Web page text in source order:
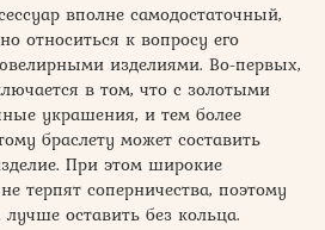
вполне самодостаточный,
относиться к вопросу его
изделиями. Во-первых,
в том, что с золотыми
украшения, и тем более
браслету может составить
При этом широкие
терпят соперничества, поэтому
оставить без кольца.